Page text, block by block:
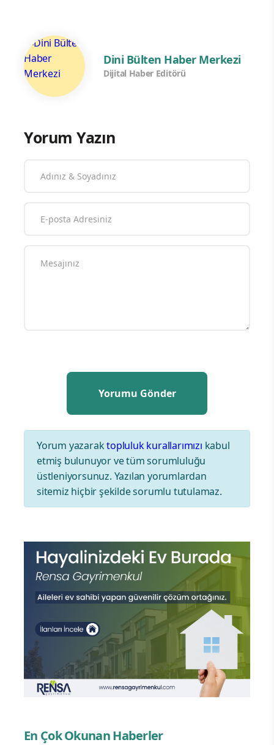
Dini Bülten Haber Merkezi
Dijital Haber Editörü
Yorum Yazın
Yorum yazaraktopluluk kurallarımızı kabul
etmiş bulunuyor ve tüm sorumluluğu
üstleniyorsunuz. Yazılan yorumlardan
sitemiz hiçbir şekilde sorumlu tutulamaz.
En Çok Okunan Haberler